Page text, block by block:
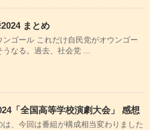
まとめ
ンゴール これだけ自民党がオウンゴー
うなる。過去、社会党 ...
「全国高等学校演劇大会」 感想
は、今回は番組が構成相当変わりました